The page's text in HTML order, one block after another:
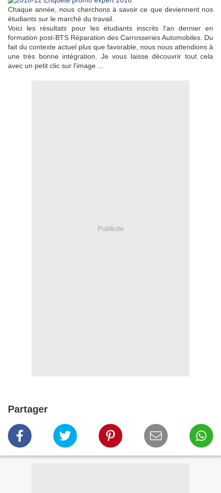
Chaque année, nous cherchons à savoir ce que deviennent nos
étudiants sur le marché du travail.
Voici les résultats pour les étudiants inscrits l'an dernier en
formation post-BTS Réparation des Carrosseries Automobiles. Du
fait du contexte actuel plus que favorable, nous nous attendions à
une très bonne intégration. Je vous laisse découvrir tout cela
avec un petit clic sur l'image ...
Publicité
Partager